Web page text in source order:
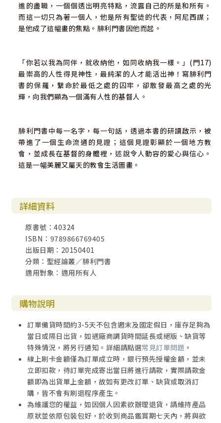
進的盡職，一個個透出明亮特點，流露自己的所是和所有。
而這一切只為著一個人，他是所有聖徒的代表，阿尼西謀；
是他成了這幅畫的焦點。腓利門書因他而起。
「你若以我為同伴，就收納他，如同收納我一樣。」(門17)
最崇高的人性得見神性，最純潔的人才能活出神！寫腓利門
書的保羅，繫命於最低之處的囚牢，卻散發最高之處的光
輝，向我們顯為一個滿有人性的基督人。
腓利門書中每一名字，每一句話，透過本書的研讀啟示，被
帶進了一個生命流通的見證；這個見證彰顯於一個地方教
會，並成長在基督的身體裡，述說令人動容的愛心與信心。
這是一幅美麗又屬天的教會生活圖畫。
詳細資料
原書號：40324
ISBN：9789866769405
出版日期：20150401
分類：聖經論叢／腓利門書
適用對象：適用所有人
購物說明
訂單備貨時間約3-5天不包含週末及國定假日，庫存足夠為
當日或隔日出貨，如遇廠商調貨時間延長或絕版、缺貨等
特殊情況，將另行通知。詳細請點選常見訂單問題 。
線上刷卡金額僅為訂單成立時，銀行預先授權金額，並未
立即扣款，待訂單完成寄出當日將進行請款，實際請款金
額即為出貨單上金額，故如有更改訂單、缺貨或取消訂
購，皆不會有刷退程序產生。
為維護您的權益，如因個人因素欲辦理退貨，請維持產品
原狀並依原包裝包好，於收到商品鑑賞期七天內，將與欲